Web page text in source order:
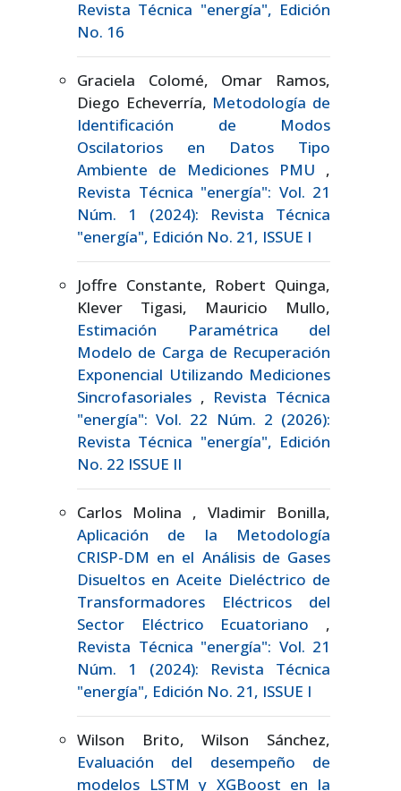
Revista Técnica "energía", Edición
No. 16
Graciela Colomé, Omar Ramos,
Diego Echeverría, Metodología de
Identificación de Modos
Oscilatorios en Datos Tipo
Ambiente de Mediciones PMU ,
Revista Técnica "energía": Vol. 21
Núm. 1 (2024): Revista Técnica
"energía", Edición No. 21, ISSUE I
Joffre Constante, Robert Quinga,
Klever Tigasi, Mauricio Mullo,
Estimación Paramétrica del
Modelo de Carga de Recuperación
Exponencial Utilizando Mediciones
Sincrofasoriales , Revista Técnica
"energía": Vol. 22 Núm. 2 (2026):
Revista Técnica "energía", Edición
No. 22 ISSUE II
Carlos Molina , Vladimir Bonilla,
Aplicación de la Metodología
CRISP-DM en el Análisis de Gases
Disueltos en Aceite Dieléctrico de
Transformadores Eléctricos del
Sector Eléctrico Ecuatoriano ,
Revista Técnica "energía": Vol. 21
Núm. 1 (2024): Revista Técnica
"energía", Edición No. 21, ISSUE I
Wilson Brito, Wilson Sánchez,
Evaluación del desempeño de
modelos LSTM y XGBoost en la